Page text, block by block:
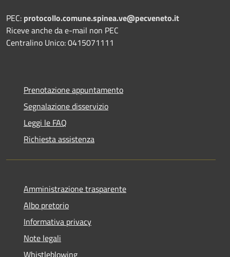
PEC: protocollo.comune.spinea.ve@pecveneto.it
Riceve anche da e-mail non PEC
Centralino Unico: 0415071111
Prenotazione appuntamento
Segnalazione disservizio
Leggi le FAQ
Richiesta assistenza
Amministrazione trasparente
Albo pretorio
Informativa privacy
Note legali
Whistleblowing